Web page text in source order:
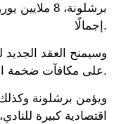
إجمالًا.
وسيمنح العقد
على مكافآت ضخمة اعتمادًا على النجاحات الفردية والجماعية.
ويؤمن برشلونة